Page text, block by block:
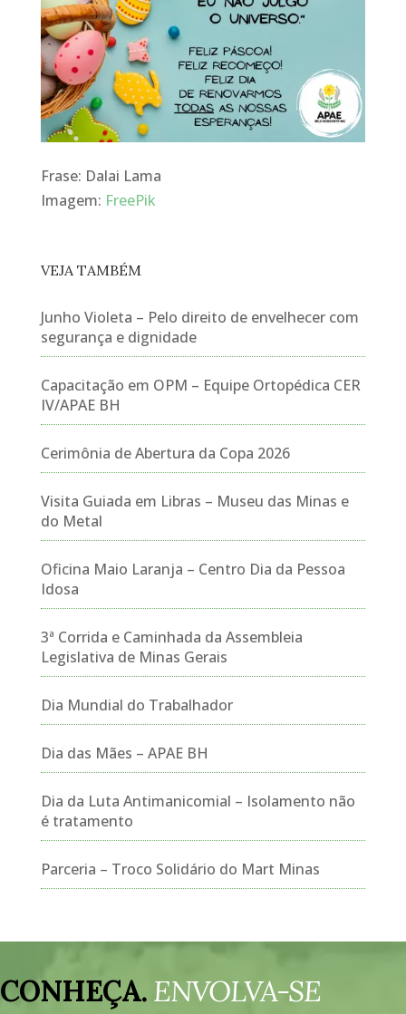
Frase: Dalai Lama
Imagem: FreePik
VEJA TAMBÉM
Junho Violeta – Pelo direito de envelhecer com
segurança e dignidade
Capacitação em OPM – Equipe Ortopédica CER
IV/APAE BH
Cerimônia de Abertura da Copa 2026
Visita Guiada em Libras – Museu das Minas e
do Metal
Oficina Maio Laranja – Centro Dia da Pessoa
Idosa
3ª Corrida e Caminhada da Assembleia
Legislativa de Minas Gerais
Dia Mundial do Trabalhador
Dia das Mães – APAE BH
Dia da Luta Antimanicomial – Isolamento não
é tratamento
Parceria – Troco Solidário do Mart Minas
de
vídeo
CONHEÇA.ENVOLVA-SE